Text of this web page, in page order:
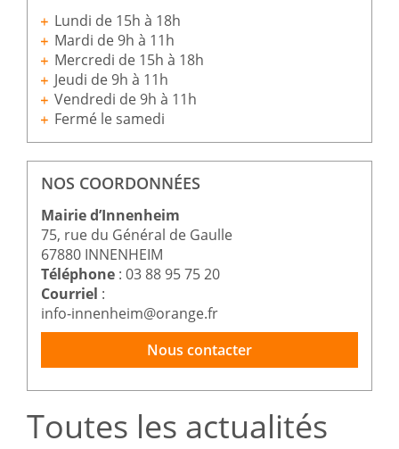
Lundi de 15h à 18h
Mardi de 9h à 11h
Mercredi de 15h à 18h
Jeudi de 9h à 11h
Vendredi de 9h à 11h
Fermé le samedi
NOS COORDONNÉES
Mairie d’Innenheim
75, rue du Général de Gaulle
67880 INNENHEIM
Téléphone : 03 88 95 75 20
Courriel :
info-innenheim@orange.fr
Nous contacter
Toutes les actualités